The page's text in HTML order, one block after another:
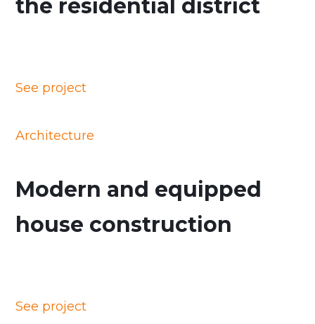
the residential district
See project
Architecture
Modern and equipped
house construction
See project